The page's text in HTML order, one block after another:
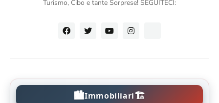
Turismo, Cibo e tante Sorprese! SEGUITECI:
🏙️Immobiliari🏗️